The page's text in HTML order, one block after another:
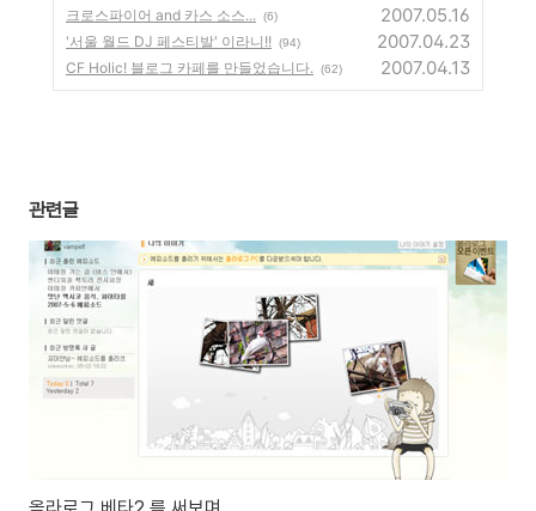
크로스파이어 and 카스 소스... (6) 2007.05.16
'서울 월드 DJ 페스티발' 이라니!! (94) 2007.04.23
CF Holic! 블로그 카페를 만들었습니다. (62) 2007.04.13
관련글